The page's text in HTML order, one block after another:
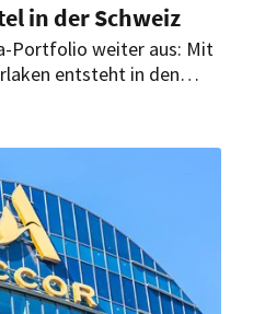
in der Schweiz
Portfolio weiter aus: Mit
entsteht in den